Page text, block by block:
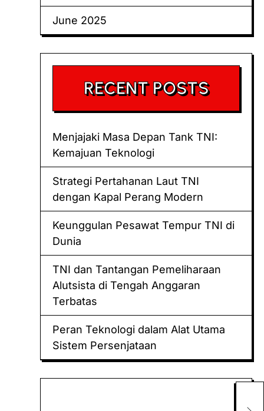
June 2025
RECENT POSTS
Menjajaki Masa Depan Tank TNI:
Kemajuan Teknologi
Strategi Pertahanan Laut TNI
dengan Kapal Perang Modern
Keunggulan Pesawat Tempur TNI di
Dunia
TNI dan Tantangan Pemeliharaan
Alutsista di Tengah Anggaran
Terbatas
Peran Teknologi dalam Alat Utama
Sistem Persenjataan